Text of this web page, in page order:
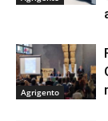
Agrigento